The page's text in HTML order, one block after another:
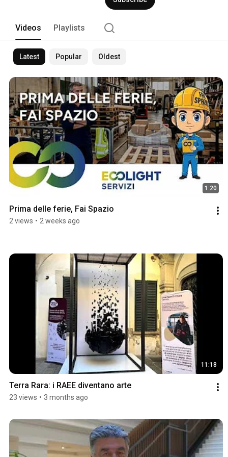
Videos Playlists
Latest Popular Oldest
1:20
Prima delle ferie, Fai Spazio
2 views • 2 weeks ago
11:18
Terra Rara: i RAEE diventano arte
23 views • 3 months ago